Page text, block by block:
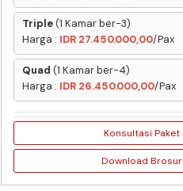
Triple(1 Kamar ber-3)
Harga : IDR 27.450.000,00/Pax
Quad (1 Kamar ber-4)
Harga : IDR 26.450.000,00/Pax
Konsultasi Paket
Download Brosur